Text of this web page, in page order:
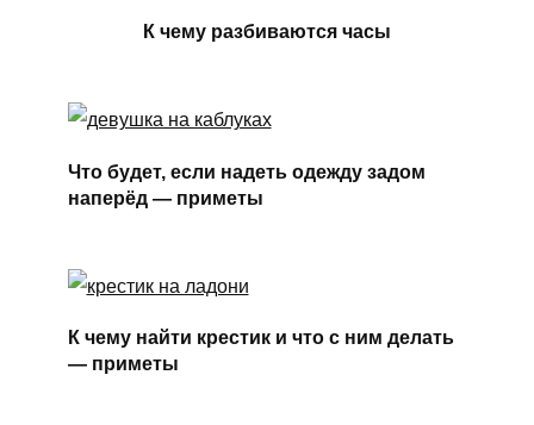
К чему разбиваются часы
Что будет, если надеть одежду задом
наперёд — приметы
К чему найти крестик и что с ним делать
— приметы